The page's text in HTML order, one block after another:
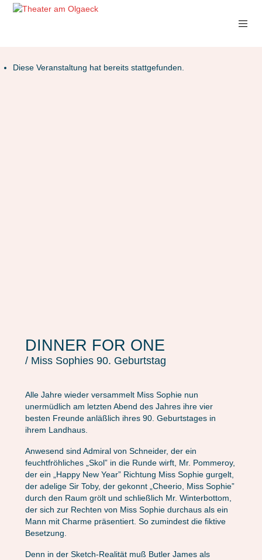
Diese Veranstaltung hat bereits stattgefunden.
DINNER FOR ONE
/ Miss Sophies 90. Geburtstag
Alle Jahre wieder versammelt Miss Sophie nun
unermüdlich am letzten Abend des Jahres ihre vier
besten Freunde anläßlich ihres 90. Geburtstages in
ihrem Landhaus.
Anwesend sind Admiral von Schneider, der ein
feuchtfröhliches „Skol” in die Runde wirft, Mr. Pommeroy,
der ein „Happy New Year” Richtung Miss Sophie gurgelt,
der adelige Sir Toby, der gekonnt „Cheerio, Miss Sophie”
durch den Raum grölt und schließlich Mr. Winterbottom,
der sich zur Rechten von Miss Sophie durchaus als ein
Mann mit Charme präsentiert. So zumindest die fiktive
Besetzung.
Denn in der Sketch-Realität muß Butler James als